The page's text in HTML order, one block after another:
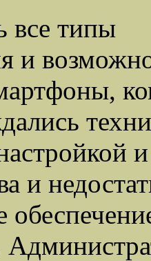
все типы
и
и